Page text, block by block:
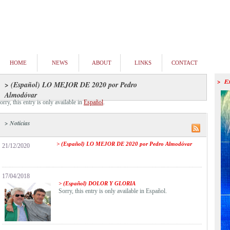
HOME NEWS ABOUT LINKS CONTACT
> (Español) LO MEJOR DE 2020 por Pedro
Almodóvar
this entry is only available inEspañol.
> Noticias
21/12/2020 > (Español) LO MEJOR DE 2020 por Pedro Almodóvar
17/04/2018
> (Español) DOLOR Y GLORIA
Sorry, this entry is only available in Español.
>